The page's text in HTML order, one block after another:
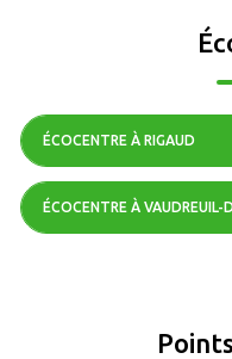
ÉCOCENTRE À RIGAUD
ÉCOCENTRE À VAUDREUIL-